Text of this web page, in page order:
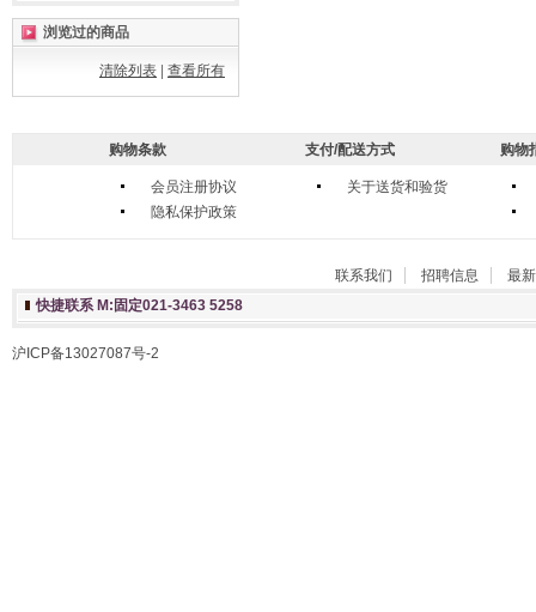
浏览过的商品
清除列表 查看所有
购物条款
会员注册协议
隐私保护政策
支付/配送方式
关于送货和验货
购物
联系我们 招聘信息
最
快捷联系 M:固定021-3463 5258
沪ICP备13027087号-2